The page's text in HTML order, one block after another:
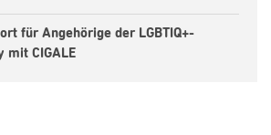
für Angehörige der LGBTIQ+-
mit CIGALE